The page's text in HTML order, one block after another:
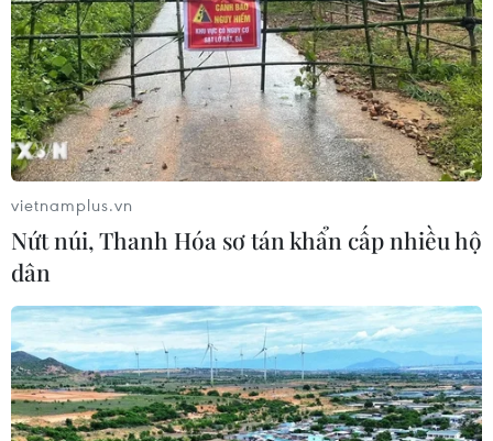
vietnamplus.vn
Nứt núi, Thanh Hóa sơ tán khẩn cấp nhiều hộ
dân